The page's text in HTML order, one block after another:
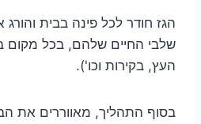
הגז חודר לכל פינה בבית
שלבי החיים שלהם, בכל מקום
העץ, בקירות וכו').
בסוף התהליך, מאווררים את